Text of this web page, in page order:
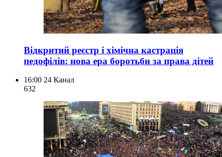
Відкритий реєстр і хімічна кастрація
педофілів: нова ера боротьби за права дітей
16:00 24 Канал
632